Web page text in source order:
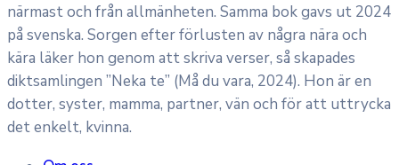
närmast och från allmänheten. Samma bok gavs ut 2024
på svenska. Sorgen efter förlusten av några nära och
kära läker hon genom att skriva verser, så skapades
diktsamlingen ”Neka te” (Må du vara, 2024). Hon är en
dotter, syster, mamma, partner, vän och för att uttrycka
det enkelt, kvinna.